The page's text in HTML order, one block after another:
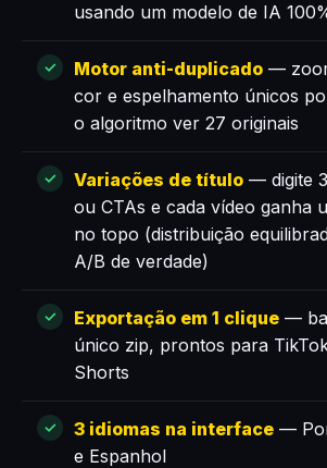
usando um modelo de IA
Motor anti-duplicado —
cor e espelhamento únicos
o algoritmo ver 27 originais
Variações de título — digite
ou CTAs e cada vídeo ganha
no topo (distribuição
A/B de verdade)
Exportação em 1 clique —
único zip, prontos para
Shorts
3 idiomas na interface —
e Espanhol